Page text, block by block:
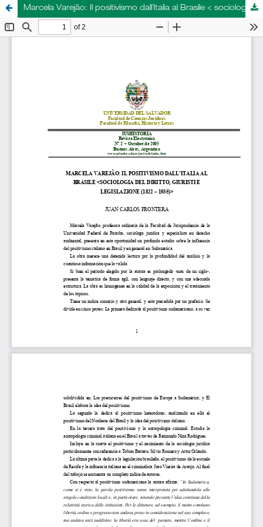
Marcela Varejão: Il positivismo dall´Italia al Brasile < sociologia del diritto, giuristie legislazione (1822 - 1935) >